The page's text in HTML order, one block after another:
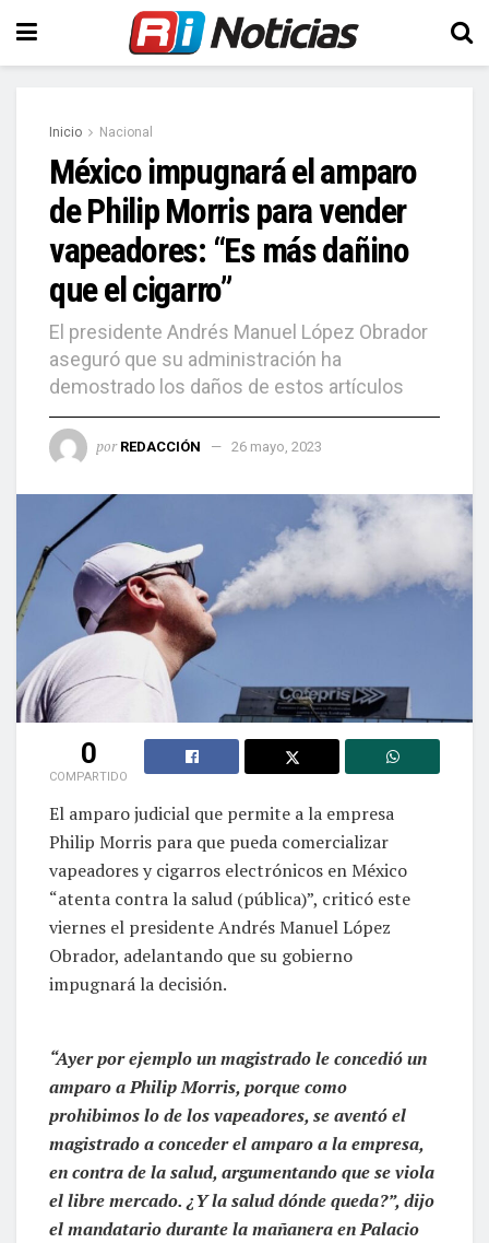
Inicio Nacional
México impugnará el amparo
de Philip Morris para vender
vapeadores: “Es más dañino
que el cigarro”
El presidente Andrés Manuel López Obrador
aseguró que su administración ha
demostrado los daños de estos artículos
por REDACCIÓN 26 mayo, 2023
0
COMPARTIDO
El amparo judicial que permite a la empresa
Philip Morris para que pueda comercializar
vapeadores y cigarros electrónicos en México
“atenta contra la salud (pública)”, criticó este
viernes el presidente Andrés Manuel López
Obrador, adelantando que su gobierno
impugnará la decisión.
“Ayer por ejemplo un magistrado le concedió un
amparo a Philip Morris, porque como
prohibimos lo de los vapeadores, se aventó el
magistrado a conceder el amparo a la empresa,
en contra de la salud, argumentando que se viola
el libre mercado. ¿Y la salud dónde queda?”, dijo
el mandatario durante la mañanera en Palacio